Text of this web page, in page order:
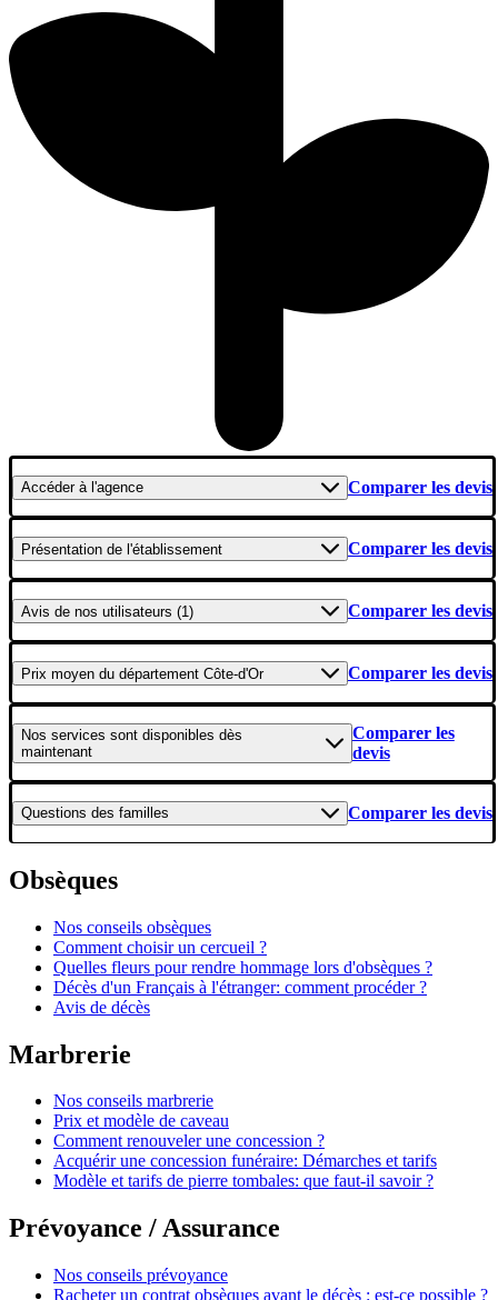
Accéderà l'agence Comparer les devis
Présentation de l'établissement Comparer les devis
Avis de nos utilisateurs (1) Comparer les devis
Prix moyen du département Côte-d'Or Comparer les devis
Nos services sont disponibles dès
maintenant
Comparer les
devis
Questions des familles Comparer les devis
Obsèques
Nos conseils obsèques
Comment choisir un cercueil ?
Quelles fleurs pour rendre hommage lors d'obsèques ?
Décès d'un Français à l'étranger: comment procéder ?
Avis de décès
Marbrerie
Nos conseils marbrerie
Prix et modèle de caveau
Comment renouveler une concession ?
Acquérir une concession funéraire: Démarches et tarifs
Modèle et tarifs de pierre tombales: que faut-il savoir ?
Prévoyance / Assurance
Nos conseils prévoyance
Racheter un contrat obsèques avant le décès : est-ce possible ?